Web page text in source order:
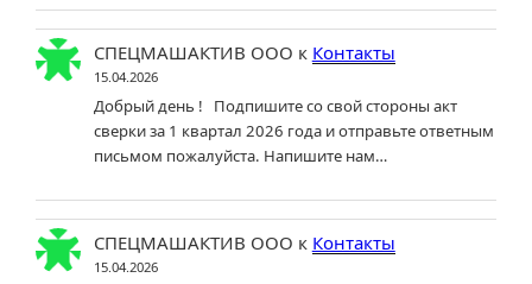
СПЕЦМАШАКТИВ ООО к Контакты
15.04.2026
Добрый день ! Подпишите со свой стороны акт
сверки за 1 квартал 2026 года и отправьте ответным
письмом пожалуйста. Напишите нам…
СПЕЦМАШАКТИВ ООО к Контакты
15.04.2026